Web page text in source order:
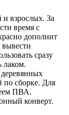
взрослых. За
время с
дополнит
сразу
лаком.
деревянных
по сборке. Для
ПВА.
конверт.